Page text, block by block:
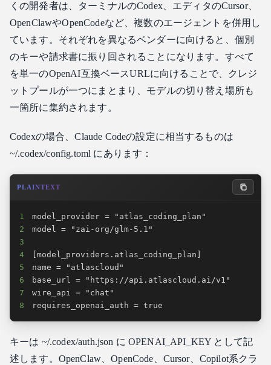
くの開発者は、ターミナルのCodex、エディタのCursor、
OpenClawやOpenCodeなど、複数のエージェントを併用し
ています。それぞれを異なるベンダーに向けると、個別
のキーや請求書に振り回されることになります。すべて
を単一のOpenAI互換ベースURLに向けることで、クレジ
ットプールが一つにまとまり、モデルの切り替え場所も
一箇所に集約されます。
Codexの場合、Claude Codeの設定に相当するものは
~/.codex/config.toml にあります：
PLAINTEXT
1
2
3
4
5
6
7
8
requires_openai_auth = true
キーは ~/.codex/auth.json に OPENAI_API_KEY として記
述します。OpenClaw、OpenCode、Cursor、Copilot系クラ